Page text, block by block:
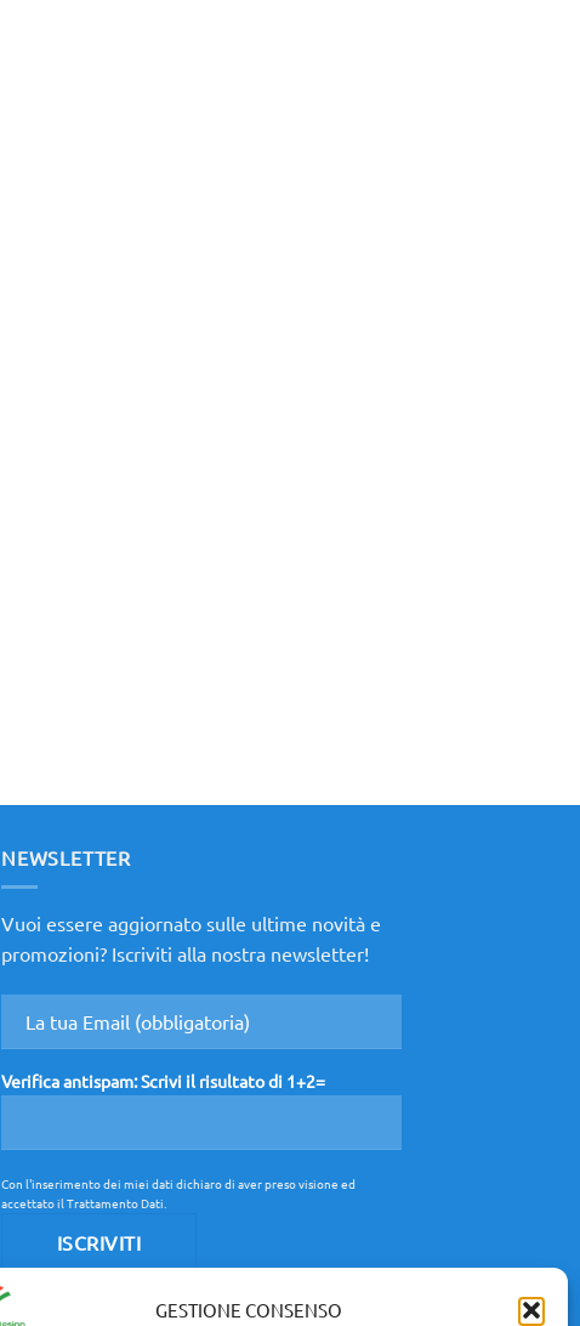
GESTIONE CONSENSO
NEWSLETTER
Vuoi essere aggiornato sulle ultime novità e
promozioni? Iscriviti alla nostra newsletter!
Verifica antispam: Scrivi il risultato di 1+2=
Con l'inserimento dei miei dati dichiaro di aver preso visione ed
accettato ilTrattamento Dati.